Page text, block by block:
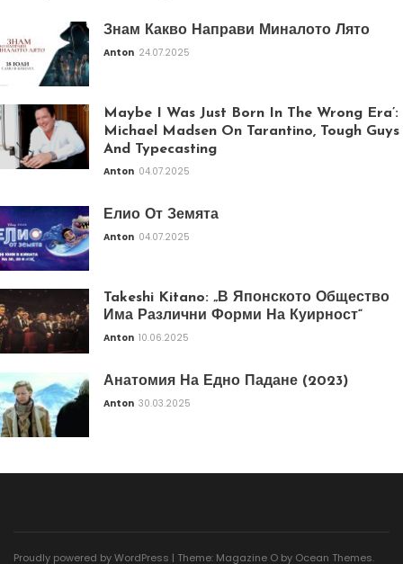
Знам Какво Направи Миналото Лято
Anton 24.07.2025
Maybe I Was Just Born In The Wrong Era’:
Michael Madsen On Tarantino, Tough Guys
And Typecasting
Anton 04.07.2025
Елио От Земята
Anton 04.07.2025
Takeshi Kitano: „В Японското Общество
Има Различни Форми На Куирност“
Anton 10.06.2025
Анатомия На Едно Падане (2023)
Anton 30.03.2025
Proudly powered by WordPress | Theme: Magazine O by Ocean Themes.